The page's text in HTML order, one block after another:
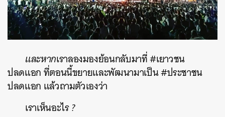
และหากเราลองมองย้อนกลับมาที่#เยาวชน
ปลดแอกที่ตอนนี้ขยายและพัฒนามาเป็น#ประชาชน
ปลดแอก แล้วถามตัวเองว่า
เราเห็นอะไร?